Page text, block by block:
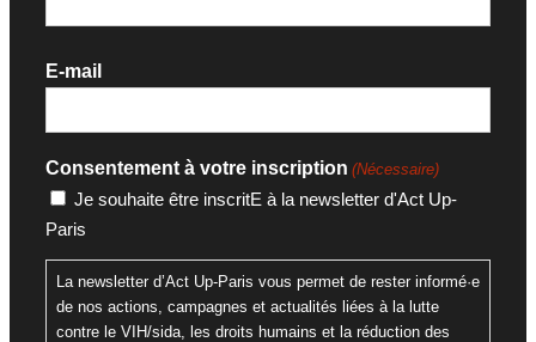
E-mail
Consentement à votre inscription (Nécessaire)
Je souhaite être inscritE à la newsletter d'Act Up-
Paris
La newsletter d’Act Up-Paris vous permet de rester informé·e
de nos actions, campagnes et actualités liées à la lutte
contre le VIH/sida, les droits humains et la réduction des